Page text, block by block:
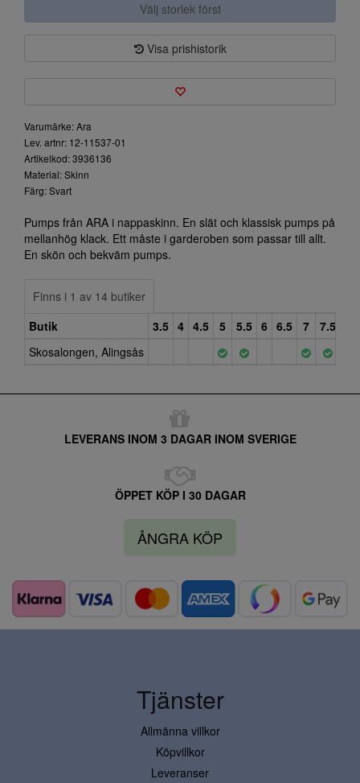
Välj storlek först
Visa prishistorik
Varumärke: Ara
Lev. artnr: 12-11537-01
Artikelkod: 3936136
Material: Skinn
Färg: Svart
Pumps från ARA i nappaskinn. En slät och klassisk pumps på
mellanhög klack. Ett måste i garderoben som passar till allt.
En skön och bekväm pumps.
Finns i 1 av 14 butiker
Butik
3.5 4 4.5 5 5.5 6 6.5 7 7.5
Skosalongen, Alingsås
LEVERANS INOM 3 DAGAR INOM SVERIGE
ÖPPET KÖP I 30 DAGAR
ÅNGRA KÖP
Tjänster
Allmänna villkor
Köpvillkor
Leveranser